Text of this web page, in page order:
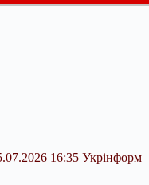
16:35 Укрінформ